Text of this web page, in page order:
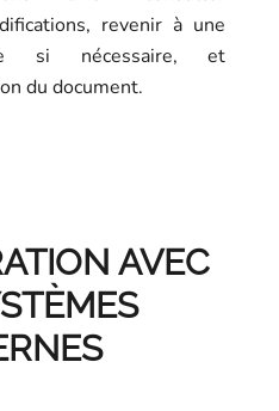
revenir à une
si nécessaire, et
du document.
AVEC